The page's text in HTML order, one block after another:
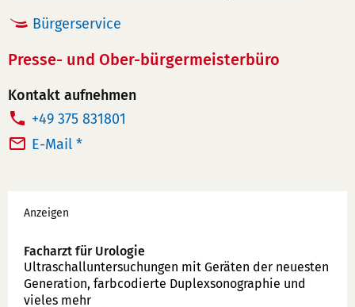
Bürgerservice
Presse- und Ober-bürgermeisterbüro
Kontakt aufnehmen
T
e
n
n
u
+49 375 831801
E-Mail *
Werbung
Anzeigen
Facharzt für Urologie
Ultraschallunter­suchungen mit Geräten der neuesten
Generation, farbcodierte Duplex­sonographie und
vieles mehr